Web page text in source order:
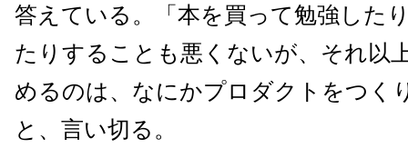
答えている。「本を買って勉強した
たりすることも悪くないが、それ以
めるのは、なにかプロダクトをつく
と、言い切る。